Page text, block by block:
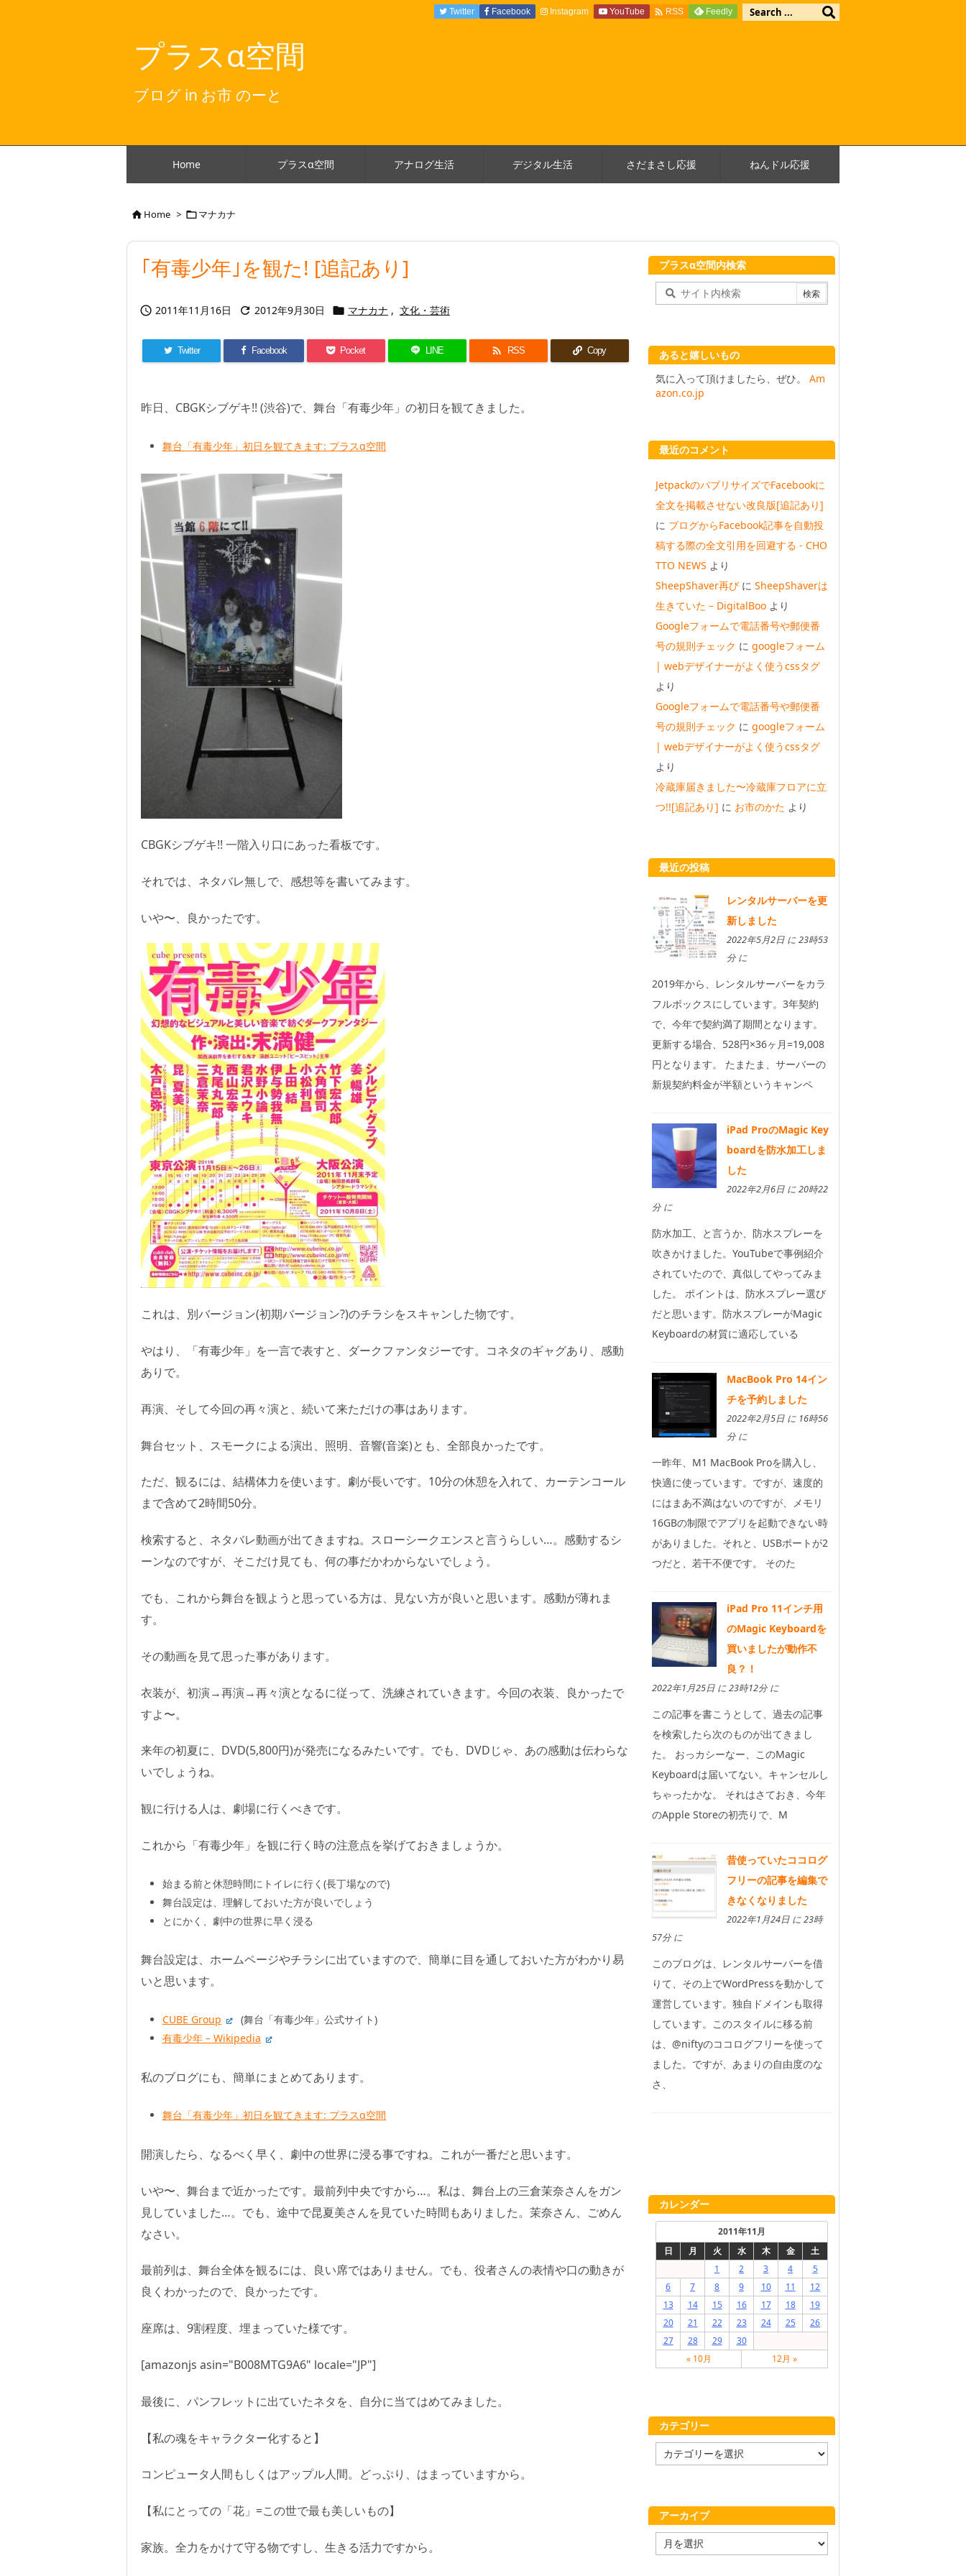
プラスα空間
ブログ in お市 のーと
Home プラスα空間 アナログ生活 デジタル生活 さだまさし応援 ねんドル応援
Twitter Facebook Instagram YouTube  RSS Feedly
Home > マナカナ
｢有毒少年｣を観た! [追記あり]
 2011年11月16日  2012年9月30日  マナカナ , 文化・芸術
Twitter Facebook Pocket LINE  RSS Copy
昨日、CBGKシブゲキ!! (渋谷)で、舞台「有毒少年」の初日を観てきました。
舞台「有毒少年」初日を観てきます: プラスα空間
CBGKシブゲキ!! 一階入り口にあった看板です。
それでは、ネタバレ無しで、感想等を書いてみます。
いや〜、良かったです。
これは、別バージョン(初期バージョン?)のチラシをスキャンした物です。
やはり、「有毒少年」を一言で表すと、ダークファンタジーです。コネタのギャグあり、感動
ありで。
再演、そして今回の再々演と、続いて来ただけの事はあります。
舞台セット、スモークによる演出、照明、音響(音楽)とも、全部良かったです。
ただ、観るには、結構体力を使います。劇が長いです。10分の休憩を入れて、カーテンコール
まで含めて2時間50分。
検索すると、ネタバレ動画が出てきますね。スローシークエンスと言うらしい…。感動するシ
ーンなのですが、そこだけ見ても、何の事だかわからないでしょう。
でも、これから舞台を観ようと思っている方は、見ない方が良いと思います。感動が薄れま
す。
その動画を見て思った事があります。
衣装が、初演→再演→再々演となるに従って、洗練されていきます。今回の衣装、良かったで
すよ〜。
来年の初夏に、DVD(5,800円)が発売になるみたいです。でも、DVDじゃ、あの感動は伝わらな
いでしょうね。
観に行ける人は、劇場に行くべきです。
これから「有毒少年」を観に行く時の注意点を挙げておきましょうか。
始まる前と休憩時間にトイレに行く(長丁場なので)
舞台設定は、理解しておいた方が良いでしょう
とにかく、劇中の世界に早く浸る
舞台設定は、ホームページやチラシに出ていますので、簡単に目を通しておいた方がわかり易
いと思います。
CUBE Group
(舞台「有毒少年」公式サイト)
有毒少年 – Wikipedia
私のブログにも、簡単にまとめてあります。
舞台「有毒少年」初日を観てきます: プラスα空間
開演したら、なるべく早く、劇中の世界に浸る事ですね。これが一番だと思います。
いや〜、舞台まで近かったです。最前列中央ですから…。私は、舞台上の三倉茉奈さんをガン
見していました…。でも、途中で昆夏美さんを見ていた時間もありました。茉奈さん、ごめん
なさい。
最前列は、舞台全体を観るには、良い席ではありません。でも、役者さんの表情や口の動きが
良くわかったので、良かったです。
座席は、9割程度、埋まっていた様です。
[amazonjs asin="B008MTG9A6" locale="JP"]
最後に、パンフレットに出ていたネタを、自分に当てはめてみました。
【私の魂をキャラクター化すると】
コンピュータ人間もしくはアップル人間。どっぷり、はまっていますから。
【私にとっての「花」=この世で最も美しいもの】
家族。全力をかけて守る物ですし、生きる活力ですから。
プラスα空間内検索
あると嬉しいもの
気に入って頂けましたら、ぜひ。 Am
azon.co.jp
最近のコメント
JetpackのパブリサイズでFacebookに
全文を掲載させない改良版[追記あり]
に ブログからFacebook記事を自動投
稿する際の全文引用を回避する - CHO
TTO NEWS より
SheepShaver再び に SheepShaverは
生きていた – DigitalBoo より
Googleフォームで電話番号や郵便番
号の規則チェック に googleフォーム
| webデザイナーがよく使うcssタグ
より
Googleフォームで電話番号や郵便番
号の規則チェック に googleフォーム
| webデザイナーがよく使うcssタグ
より
冷蔵庫届きました〜冷蔵庫フロアに立
つ!![追記あり] に お市のかた より
最近の投稿
レンタルサーバーを更
新しました
2022年5月2日 に 23時53
分 に
2019年から、レンタルサーバーをカラ
フルボックスにしています。3年契約
で、今年で契約満了期間となります。
更新する場合、528円×36ヶ月=19,008
円となります。 たまたま、サーバーの
新規契約料金が半額というキャンペ
iPad ProのMagic Key
boardを防水加工しま
した
2022年2月6日 に 20時22
分 に
防水加工、と言うか、防水スプレーを
吹きかけました。YouTubeで事例紹介
されていたので、真似してやってみま
した。 ポイントは、防水スプレー選び
だと思います。防水スプレーがMagic
Keyboardの材質に適応している
MacBook Pro 14イン
チを予約しました
2022年2月5日 に 16時56
分 に
一昨年、M1 MacBook Proを購入し、
快適に使っています。ですが、速度的
にはまあ不満はないのですが、メモリ
16GBの制限でアプリを起動できない時
がありました。それと、USBポートが2
つだと、若干不便です。 そのた
iPad Pro 11インチ用
のMagic Keyboardを
買いましたが動作不
良？！
2022年1月25日 に 23時12分 に
この記事を書こうとして、過去の記事
を検索したら次のものが出てきまし
た。 おっカシーなー、このMagic
Keyboardは届いてない。キャンセルし
ちゃったかな。 それはさておき、今年
のApple Storeの初売りで、M
昔使っていたココログ
フリーの記事を編集で
きなくなりました
2022年1月24日 に 23時
57分 に
このブログは、レンタルサーバーを借
りて、その上でWordPressを動かして
運営しています。独自ドメインも取得
しています。このスタイルに移る前
は、@niftyのココログフリーを使って
ました。ですが、あまりの自由度のな
さ、
カレンダー
2011年11月
日
月 火 水 木 金
土
1
2 3 4
5
6
7 8 9 10 11
12
13
14 15 16 17 18
19
20
21 22 23 24 25
26
27
28 29
30
« 10月
12月 »
カテゴリー
テ
ー
アーカイブ
ー